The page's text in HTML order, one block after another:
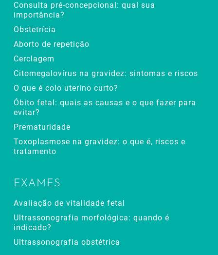
Consulta pré-concepcional: qual sua
importância?
Obstetrícia
Aborto de repetição
Cerclagem
Citomegalovírus na gravidez: sintomas e riscos
O que é colo uterino curto?
Óbito fetal: quais as causas e o que fazer para
evitar?
Prematuridade
Toxoplasmose na gravidez: o que é, riscos e
tratamento
EXAMES
Avaliação de vitalidade fetal
Ultrassonografia morfológica: quando é
indicado?
Ultrassonografia obstétrica